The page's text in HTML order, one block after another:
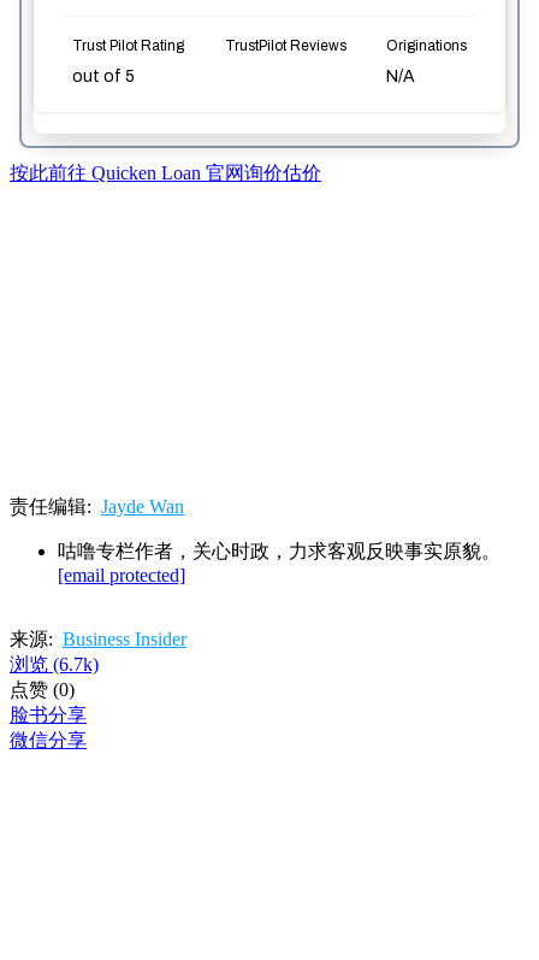
按此前往 Quicken Loan 官网询价估价
责任编辑: Jayde Wan
咕噜专栏作者，关心时政，力求客观反映事实原貌。
[email protected]
来源: Business Insider
浏览 (6.7k)
点赞 (0)
脸书分享
微信分享